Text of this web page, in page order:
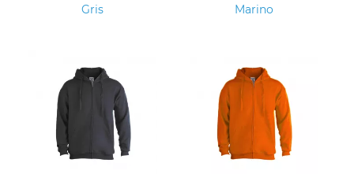
Gris Marino